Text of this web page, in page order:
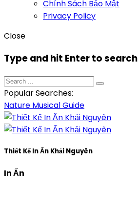
Chính Sách Bảo Mật
Privacy Policy
Close
Type and hit Enter to search
Popular Searches:
Nature MusicalGuide
Thiết Kế In Ấn Khải Nguyên
In Ấn